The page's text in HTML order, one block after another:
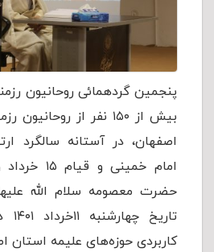
پنجمین گردهمائی روحانیون
بیش از ۱۵۰ نفر از
اصفهان، در آستانه سالگرد
امام
حضرت معصومه سلام الله
کاربردی حوزه‌های علیمه استان